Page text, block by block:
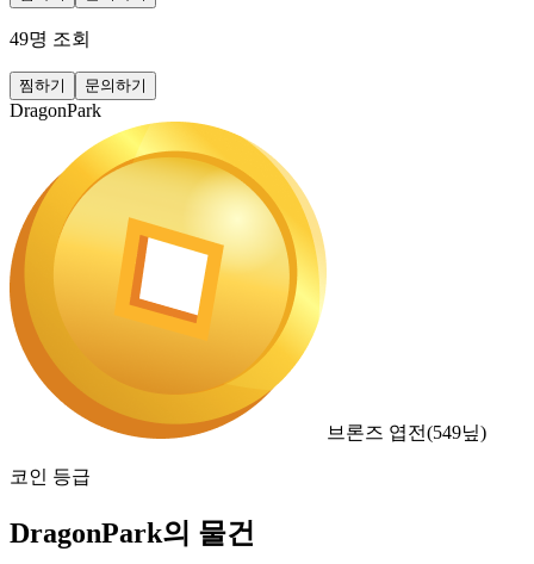
49명 조회
찜하기 문의하기
DragonPark
브론즈 엽전(549닢)
코인 등급
DragonPark의 물건